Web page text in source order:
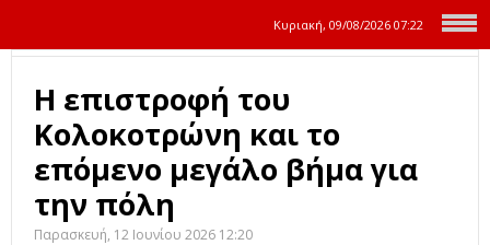
Κυριακή, 09/08/2026 07:22
Η επιστροφή του
Κολοκοτρώνη και το
επόμενο μεγάλο βήμα για
την πόλη
Παρασκευή, 12 Ιουνίου 2026 12:20